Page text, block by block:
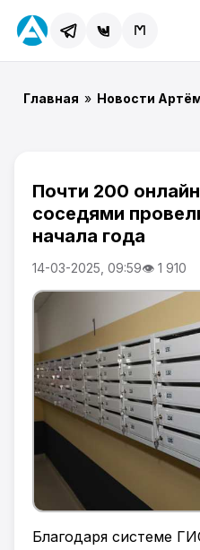
Главная » Новости
Почти 200
соседями
начала года
14-03-2025, 09:59👁 1 910
Благодаря системе